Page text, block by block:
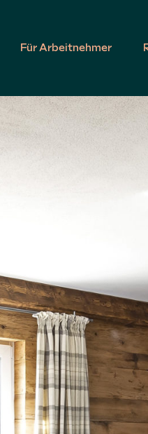
Für Arbeitnehmer